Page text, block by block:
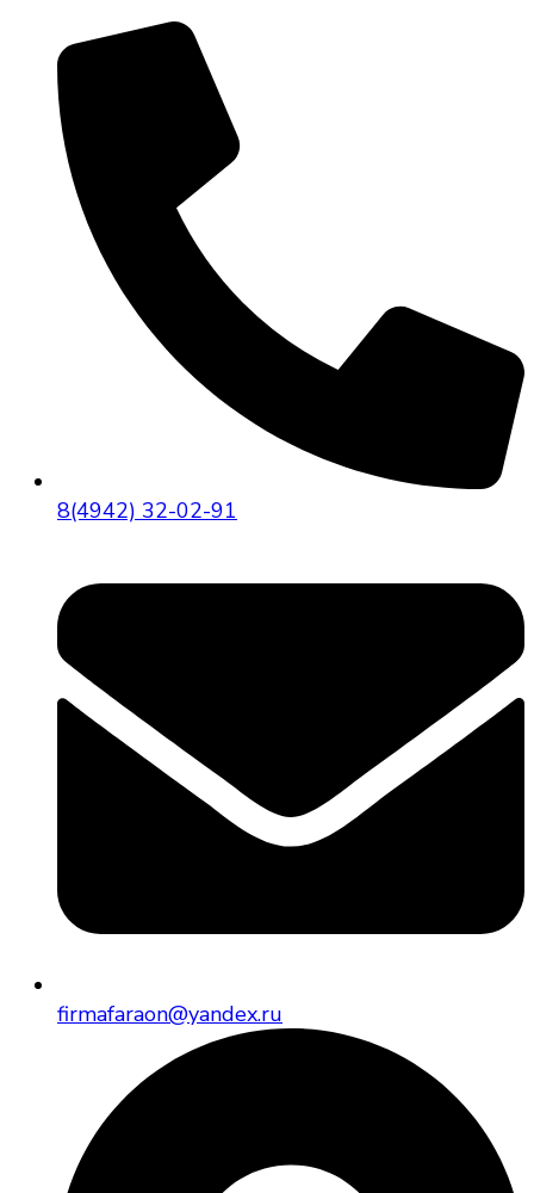
8(4942) 32-02-91
firmafaraon@yandex.ru